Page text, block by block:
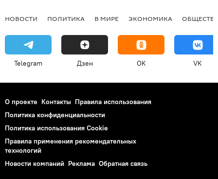
НОВОСТИ ПОЛИТИКА В МИРЕ ЭКОНОМИКА
Telegram Дзен OK VK
О проекте Контакты Правила использования
Политика конфиденциальности
Политика использования Cookie
Правила применения рекомендательных
технологий
Новости компаний Реклама Обратная связь